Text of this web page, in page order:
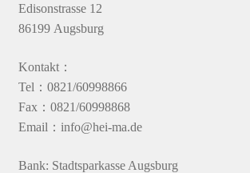
Edisonstrasse 12
86199 Augsburg
Kontakt：
Tel：0821/60998866
Fax：0821/60998868
Email：info@hei-ma.de
Bank: Stadtsparkasse Augsburg